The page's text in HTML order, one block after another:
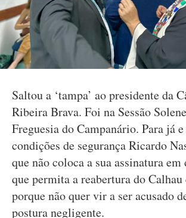
Saltou a ‘tampa’ ao presidente da
Ribeira Brava. Foi na Sessão
Freguesia do Campanário. Para já
condições de segurança Ricardo
que não coloca a sua assinatura
que permita a reabertura do Calhau
porque não quer vir a ser acusado
postura negligente.